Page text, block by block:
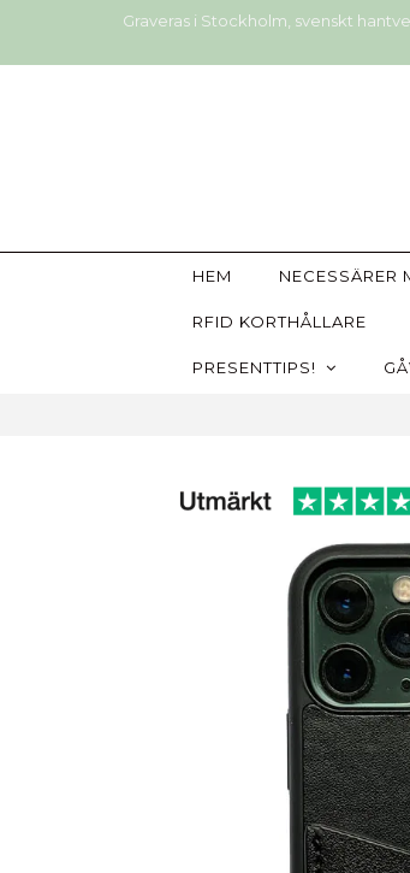
Graveras i Stockholm, svenskt
HEM NECESSÄRER
RFID KORTHÅLLARE
PRESENTTIPS!